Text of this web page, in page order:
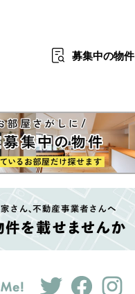
募集中の物件